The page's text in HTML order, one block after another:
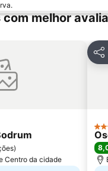
com melhor
favoritos
)
Centro da cidade
4